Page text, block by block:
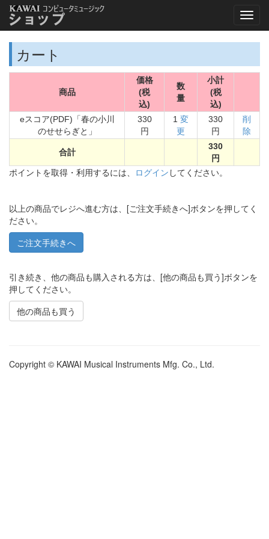
カート
商品
価格
(税
込)
数
量
小計
(税
込)
eスコア(PDF)「春の小川
のせせらぎと」
330
円
1 変
更
330
円
削
除
合計
330
円
ポイントを取得・利用するには、 ログイン してください。
以上の商品でレジへ進む方は、[ご注文手続きへ]ボタンを押してく
ださい。
引き続き、他の商品も購入される方は、[他の商品も買う]ボタンを
押してください。
他の商品も買う
Copyright © KAWAI Musical Instruments Mfg. Co., Ltd.